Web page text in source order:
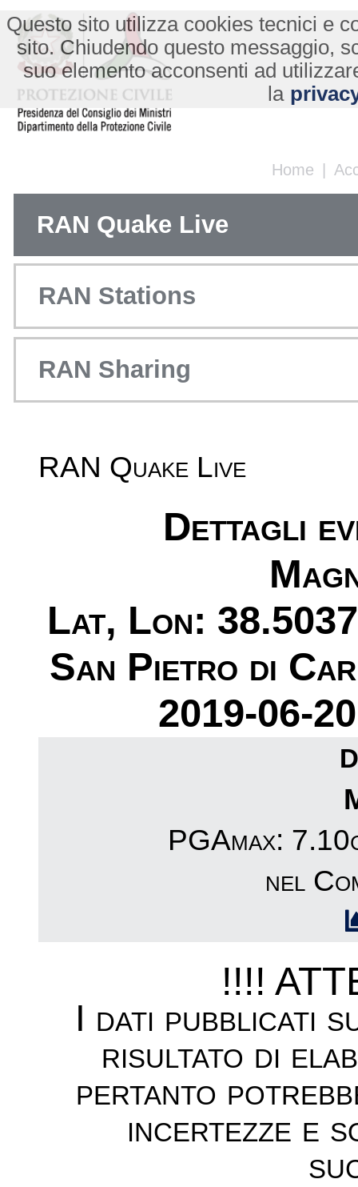
Home |
Questo sito utilizza cookies tecnici e
sito. Chiudendo questo messaggio,
suo elemento acconsenti ad
la
RAN Quake Live
RAN Stations
RAN Sharing
RAN Quake Live
Dettagli
Lat, Lon:
San Pietro di
2019-06-
PGAmax:
nel
!!!!
I dati pubblicati
risultato di
pertanto
incertezze e